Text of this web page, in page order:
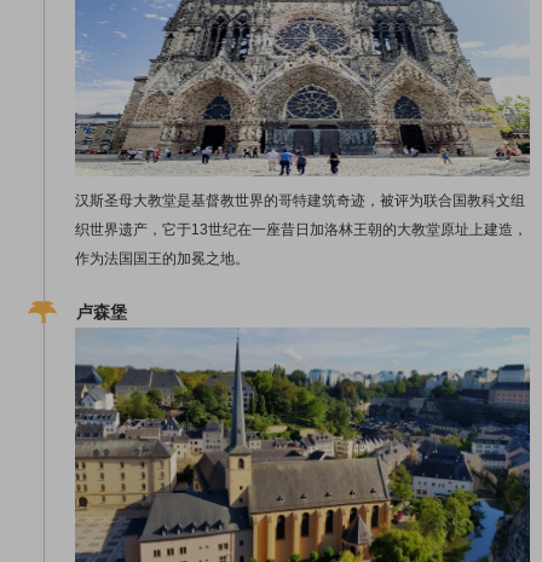
汉斯圣母大教堂是基督教世界的哥特建筑奇迹，被评为联合国教科文组
织世界遗产，它于13世纪在一座昔日加洛林王朝的大教堂原址上建造，
作为法国国王的加冕之地。
卢森堡